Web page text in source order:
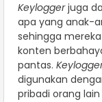
Keyloggerjuga
apa yang anak-
sehingga
konten
pantas.
digunakan
pribadi orang